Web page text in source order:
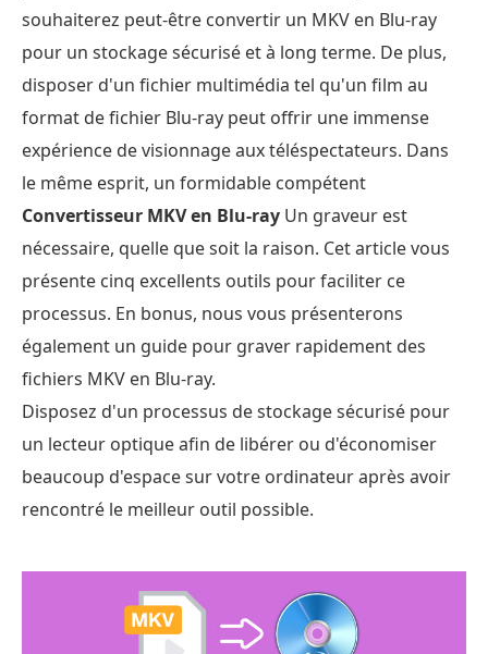
souhaiterez peut-être convertir un MKV en Blu-ray
pour un stockage sécurisé et à long terme. De plus,
disposer d'un fichier multimédia tel qu'un film au
format de fichier Blu-ray peut offrir une immense
expérience de visionnage aux téléspectateurs. Dans
le même esprit, un formidable compétent
Convertisseur MKV en Blu-ray Un graveur est
nécessaire, quelle que soit la raison. Cet article vous
présente cinq excellents outils pour faciliter ce
processus. En bonus, nous vous présenterons
également un guide pour graver rapidement des
fichiers MKV en Blu-ray.
Disposez d'un processus de stockage sécurisé pour
un lecteur optique afin de libérer ou d'économiser
beaucoup d'espace sur votre ordinateur après avoir
rencontré le meilleur outil possible.